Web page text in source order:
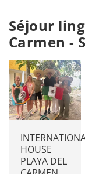
Séjour
Carmen -
HOUSE
PLAYA DEL